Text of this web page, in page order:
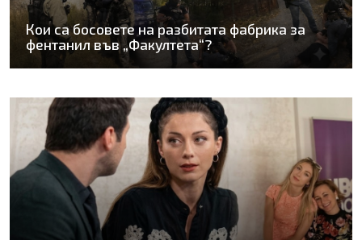
Кои са босовете на разбитата фабрика за
фентанил във „Факултета“?